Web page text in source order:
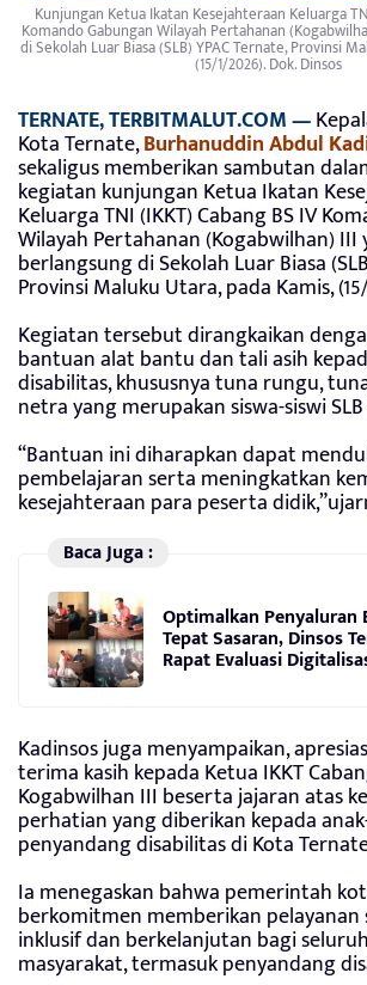
Kunjungan Ketua Ikatan Kesejahteraan Keluarga
Komando Gabungan Wilayah Pertahanan
di Sekolah Luar Biasa (SLB) YPAC Ternate, Provinsi
(15/1/2026). Dok. Dinsos
TERNATE, TERBITMALUT.COM —
Kota Ternate,Burhanuddin Abdul
sekaligus memberikan sambutan
kegiatan kunjungan Ketua Ikatan
Keluarga TNI (IKKT) Cabang BS IV
Wilayah Pertahanan (Kogabwilhan) III
berlangsung di Sekolah Luar Biasa
Provinsi Maluku Utara, pada Kamis,
Kegiatan tersebut dirangkaikan
bantuan alat bantu dan tali asih
disabilitas, khususnya tuna rungu,
netra yang merupakan siswa-siswi SLB
“Bantuan ini diharapkan dapat
pembelajaran serta meningkatkan
kesejahteraan para peserta
Baca Juga :
Optimalkan Penyaluran
Tepat Sasaran, Dinsos
Rapat Evaluasi
Kadinsos juga menyampaikan,
terima kasih kepada Ketua IKKT
Kogabwilhan III beserta jajaran atas
perhatian yang diberikan kepada
penyandang disabilitas di Kota
Ia menegaskan bahwa pemerintah
berkomitmen memberikan pelayanan
inklusif dan berkelanjutan bagi
masyarakat, termasuk penyandang